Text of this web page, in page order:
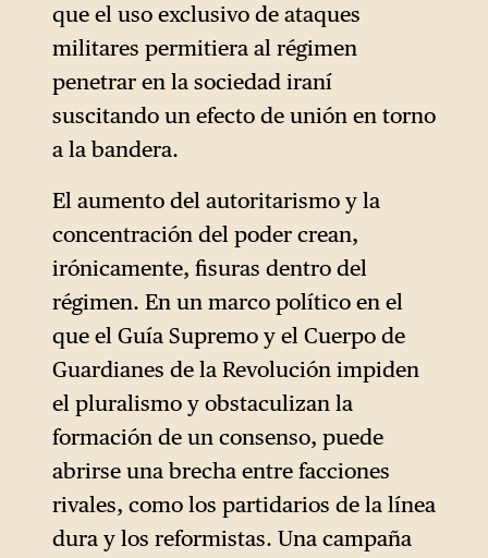
que el uso exclusivo de ataques
militares permitiera al régimen
penetrar en la sociedad iraní
suscitando un efecto de unión en torno
a la bandera.
El aumento del autoritarismo y la
concentración del poder crean,
irónicamente, fisuras dentro del
régimen. En un marco político en el
que el Guía Supremo y el Cuerpo de
Guardianes de la Revolución impiden
el pluralismo y obstaculizan la
formación de un consenso, puede
abrirse una brecha entre facciones
rivales, como los partidarios de la línea
dura y los reformistas. Una campaña